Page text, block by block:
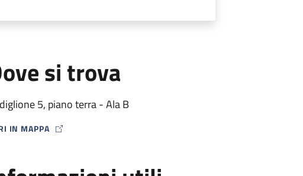
si trova
5, piano terra - Ala B
IN MAPPA
ICON